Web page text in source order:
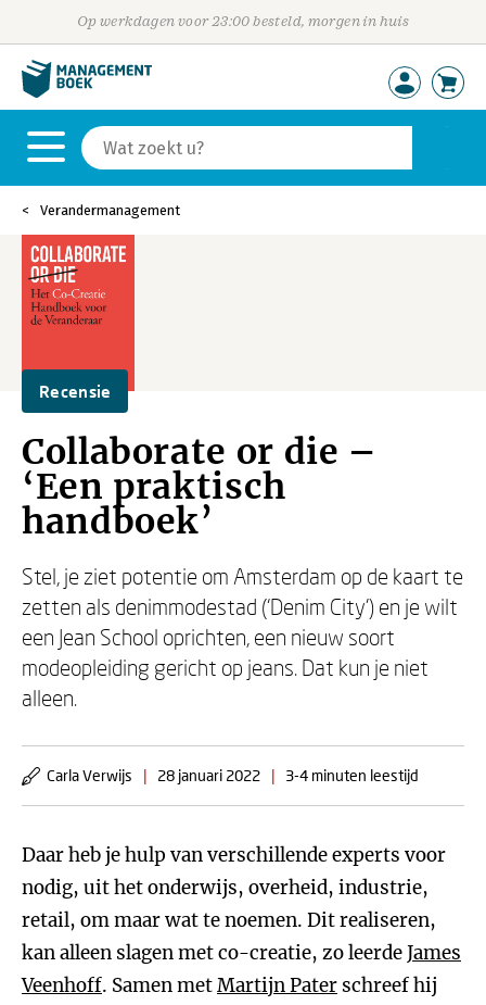
Op werkdagen voor 23:00 besteld, morgen in huis
Verandermanagement
Recensie
Collaborate or die –
‘Een praktisch
handboek’
Stel, je ziet potentie om Amsterdam op de kaart te
zetten als denimmodestad (‘Denim City’) en je wilt
een Jean School oprichten, een nieuw soort
modeopleiding gericht op jeans. Dat kun je niet
alleen.
Carla Verwijs | 28 januari 2022 | 3-4 minuten leestijd
Daar heb je hulp van verschillende experts voor
nodig, uit het onderwijs, overheid, industrie,
retail, om maar wat te noemen. Dit realiseren,
kan alleen slagen met co-creatie, zo leerdeJames
Veenhoff. Samen metMartijn Pater schreef hij